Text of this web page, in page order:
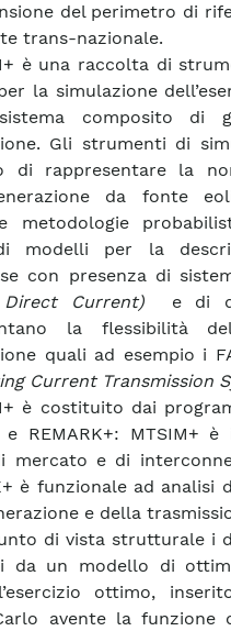
del perimetro di
trans-nazionale.
è una raccolta di
la simulazione
composito di
Gli strumenti di
di rappresentare la
da fonte
metodologie
modelli per la
con presenza di
Direct Current)
e di
la flessibilità
quali ad esempio i
Current Transmission
è costituito dai
e REMARK+: MTSIM+
mercato e di
è funzionale ad analisi
e della
di vista strutturale i
da un modello di
ottimo,
avente la funzione